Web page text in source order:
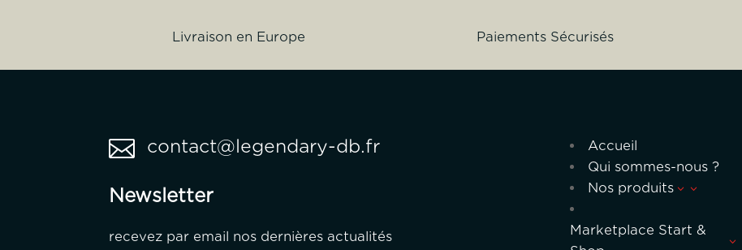
Livraison en Europe Paiements Sécurisés
 contact@legendary-db.fr
Newsletter
recevez par email nos dernières actualités
Accueil
Qui sommes-nous ?
Nos produits
3
Marketplace Start &